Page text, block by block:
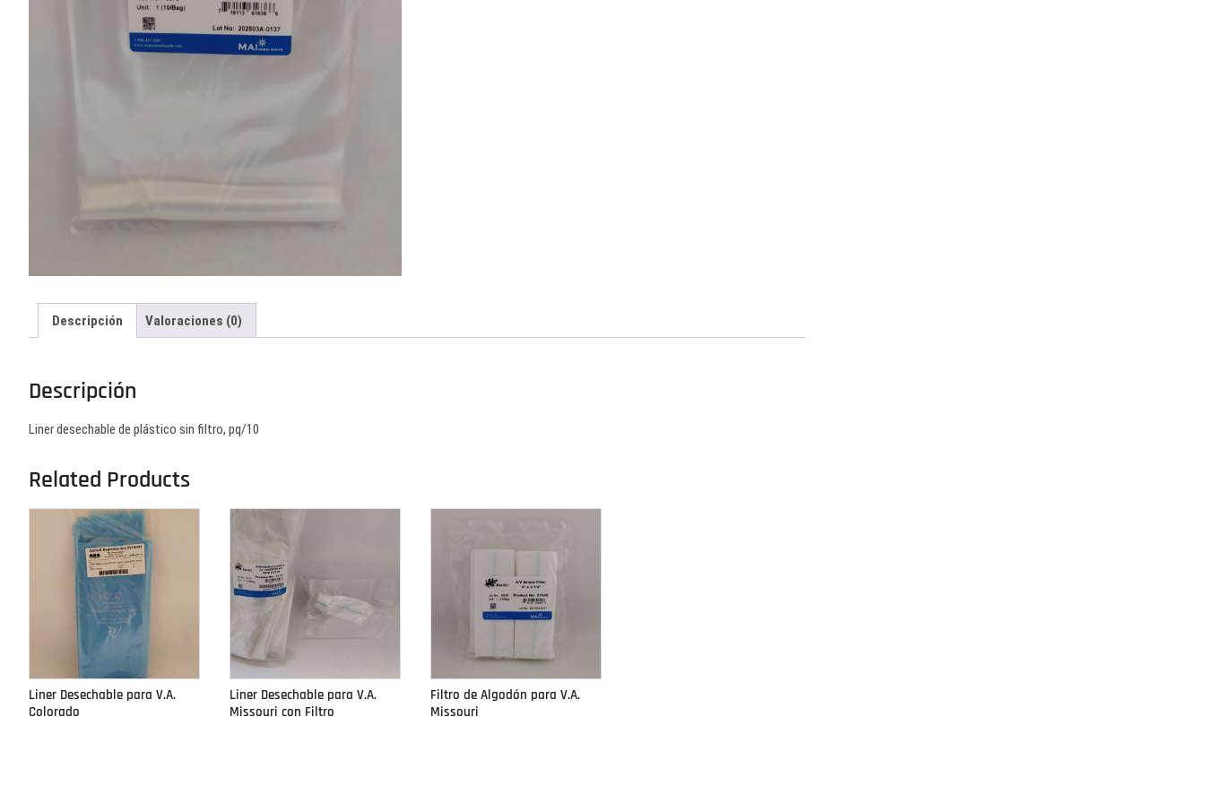
Descripción Valoraciones (0)
Descripción
Liner desechable de plástico sin filtro, pq/10
Related Products
Liner Desechable para V.A.
Colorado
Liner Desechable para V.A.
Missouri con Filtro
Filtro de Algodón para V.A.
Missouri